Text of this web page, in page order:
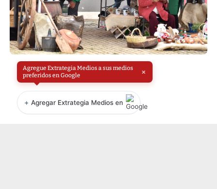
Agregue Extrategia Medios a sus medios
preferidos en Google
×
+ Agregar Extrategia Medios en